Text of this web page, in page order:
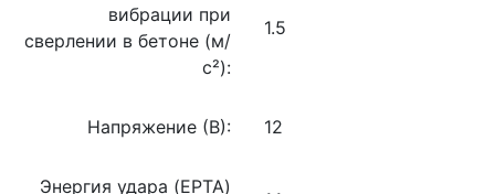
вибрации при
сверлении в бетоне (м/
с²):
1.5
Напряжение (В): 12
Энергия удара (EPTA)